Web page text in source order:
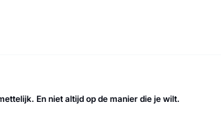
En niet altijd op de manier die je wilt.